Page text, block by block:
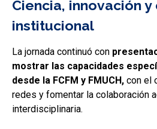
Ciencia, innovación
institucional
La jornada continuó con
mostrar las capacidades
desde la FCFM y FMUCH, con el
redes y fomentar la colaboración
interdisciplinaria.